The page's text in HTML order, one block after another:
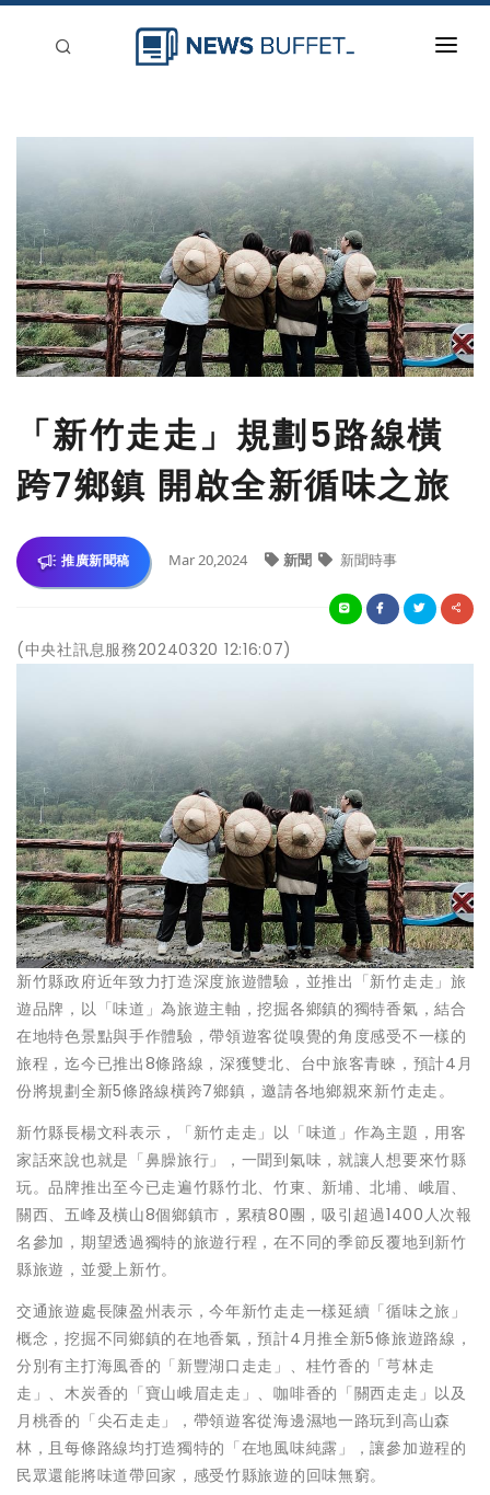
刊登
「新竹走走」規劃5路線橫
跨7鄉鎮 開啟全新循味之旅
推廣新聞稿 Mar 20,2024 新聞 新聞時事
(中央社訊息服務20240320 12:16:07)
新竹縣政府近年致力打造深度旅遊體驗，並推出「新竹走走」旅
遊品牌，以「味道」為旅遊主軸，挖掘各鄉鎮的獨特香氣，結合
在地特色景點與手作體驗，帶領遊客從嗅覺的角度感受不一樣的
旅程，迄今已推出8條路線，深獲雙北、台中旅客青睞，預計4月
份將規劃全新5條路線橫跨7鄉鎮，邀請各地鄉親來新竹走走。
新竹縣長楊文科表示，「新竹走走」以「味道」作為主題，用客
家話來說也就是「鼻臊旅行」，一聞到氣味，就讓人想要來竹縣
玩。品牌推出至今已走遍竹縣竹北、竹東、新埔、北埔、峨眉、
關西、五峰及橫山8個鄉鎮市，累積80團，吸引超過1400人次報
名參加，期望透過獨特的旅遊行程，在不同的季節反覆地到新竹
縣旅遊，並愛上新竹。
交通旅遊處長陳盈州表示，今年新竹走走一樣延續「循味之旅」
概念，挖掘不同鄉鎮的在地香氣，預計4月推全新5條旅遊路線，
分別有主打海風香的「新豐湖口走走」、桂竹香的「芎林走
走」、木炭香的「寶山峨眉走走」、咖啡香的「關西走走」以及
月桃香的「尖石走走」，帶領遊客從海邊濕地一路玩到高山森
林，且每條路線均打造獨特的「在地風味純露」，讓參加遊程的
民眾還能將味道帶回家，感受竹縣旅遊的回味無窮。